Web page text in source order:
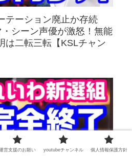
テーション廃止か存続
シーン声優が激怒！無能
は二転三転【KSLチャン
営支援のお願い youtubeチャンネル 個人情報保護方針